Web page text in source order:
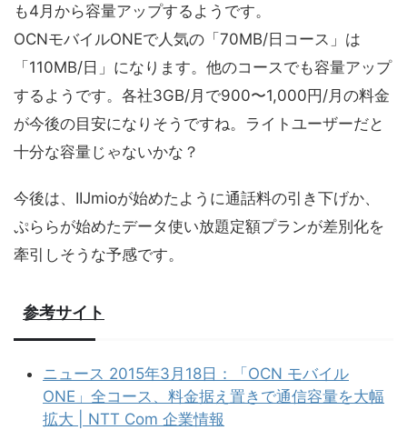
も4月から容量アップするようです。
OCNモバイルONEで人気の「70MB/日コース」は
「110MB/日」になります。他のコースでも容量アップ
するようです。各社3GB/月で900〜1,000円/月の料金
が今後の目安になりそうですね。ライトユーザーだと
十分な容量じゃないかな？
今後は、IIJmioが始めたように通話料の引き下げか、
ぷららが始めたデータ使い放題定額プランが差別化を
牽引しそうな予感です。
参考サイト
ニュース 2015年3月18日：「OCN モバイル
ONE」全コース、料金据え置きで通信容量を大幅
拡大 | NTT Com 企業情報